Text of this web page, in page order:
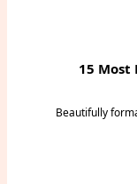
15 Most
Beautifully